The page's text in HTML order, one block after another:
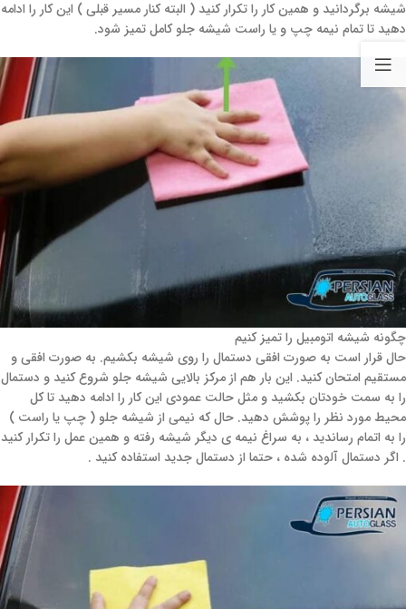
شیشه برگردانید و همین کار را تکرار کنید ( البته کنار مسیر قبلی ) این کار را ادامه
دهید تا تمام نیمه چپ و یا راست شیشه جلو کامل تمیز شود.
چگونه شیشه اتومبیل را تمیز کنیم
حال قرار است به صورت افقی دستمال را روی شیشه بکشیم. به صورت افقی و
مستقیم امتحان کنید. این بار هم از مرکز بالایی شیشه جلو شروع کنید و دستمال
را به سمت خودتان بکشید و مثل حالت عمودی این کار را ادامه دهید تا کل
محیط مورد نظر را پوشش دهید. حال که نیمی از شیشه جلو ( چپ یا راست )
را به اتمام رساندید ، به سراغ نیمه ی دیگر شیشه رفته و همین عمل را تکرار کنید
. اگر دستمال آلوده شده ، حتما از دستمال جدید استفاده کنید .